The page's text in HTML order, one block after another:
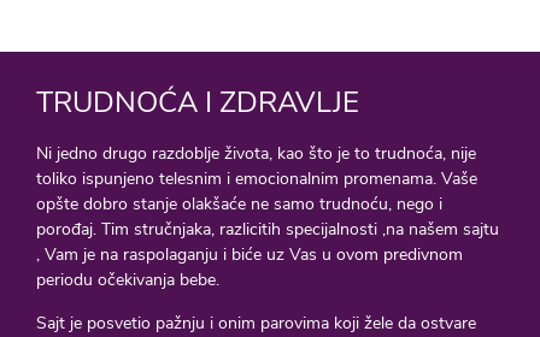
TRUDNOĆA I ZDRAVLJE
Ni jedno drugo razdoblje života, kao što je to trudnoća, nije
toliko ispunjeno telesnim i emocionalnim promenama. Vaše
opšte dobro stanje olakšaće ne samo trudnoću, nego i
porođaj. Tim stručnjaka, razlicitih specijalnosti ,na našem sajtu
, Vam je na raspolaganju i biće uz Vas u ovom predivnom
periodu očekivanja bebe.
Sajt je posvetio pažnju i onim parovima koji žele da ostvare